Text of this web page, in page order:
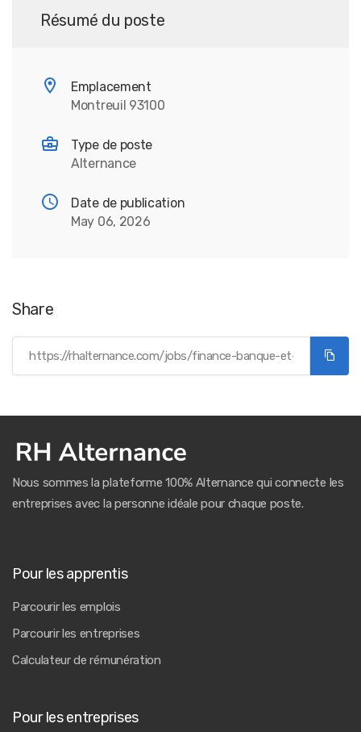
Résumé du poste
Emplacement
Montreuil 93100
Type de poste
Alternance
Date de publication
May 06, 2026
Share
Nous sommes la plateforme 100% Alternance qui connecte les
entreprises avec la personne idéale pour chaque poste.
Pour les apprentis
Parcourir les emplois
Parcourir les entreprises
Calculateur de rémunération
Pour les entreprises